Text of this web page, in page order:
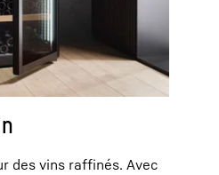
des vins raffinés. Avec